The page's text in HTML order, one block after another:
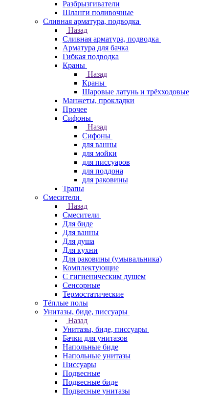
Разбрызгиватели
Шланги поливочные
Сливная арматура, подводка
Назад
Сливная арматура, подводка
Арматура для бачка
Гибкая подводка
Краны
Назад
Краны
Шаровые латунь и трёхходовые
Манжеты, прокладки
Прочее
Сифоны
Назад
Сифоны
для ванны
для мойки
для писсуаров
для поддона
для раковины
Трапы
Смесители
Назад
Смесители
Для биде
Для ванны
Для душа
Для кухни
Для раковины (умывальника)
Комплектующие
С гигиеническим душем
Сенсорные
Термостатические
Тёплые полы
Унитазы, биде, писсуары
Назад
Унитазы, биде, писсуары
Бачки для унитазов
Напольные биде
Напольные унитазы
Писсуары
Подвесные
Подвесные биде
Подвесные унитазы